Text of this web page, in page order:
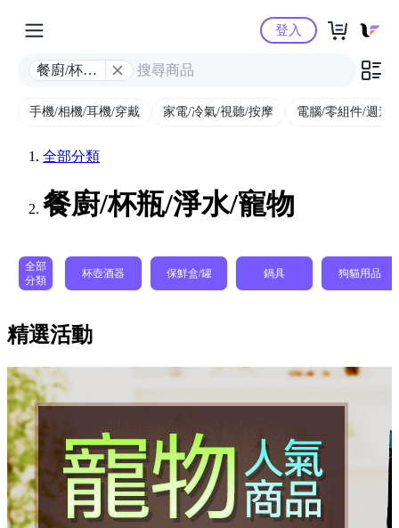
Yahoo購物中心
餐廚/杯瓶/
登入
手機/相機/耳機/穿戴 家電/冷氣/視聽/按摩 電腦/零組件/週邊/
全部分類
餐廚/杯瓶/淨水/寵物
全部
分類
杯壺酒器 保鮮盒/罐 鍋具 狗貓用品
精選活動